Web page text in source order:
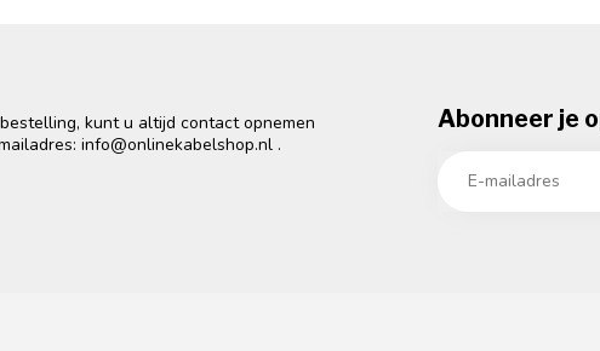
kunt u altijd contact opnemen
info@onlinekabelshop.nl .
Abonneer je